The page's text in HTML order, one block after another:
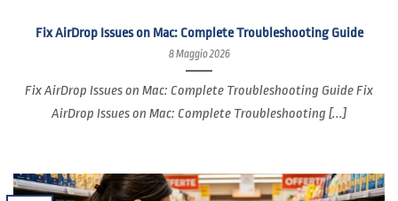
Fix AirDrop Issues on Mac: Complete Troubleshooting Guide
8 Maggio 2026
Fix AirDrop Issues on Mac: Complete Troubleshooting Guide Fix
AirDrop Issues on Mac: Complete Troubleshooting [...]